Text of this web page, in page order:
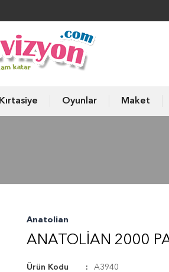
Kırtasiye Oyunlar Maket
Anatolian
ANATOLIAN 2000
Ürün Kodu
A3940